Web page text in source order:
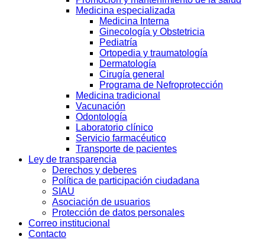
Medicina especializada
Medicina Interna
Ginecología y Obstetricia
Pediatría
Ortopedia y traumatología
Dermatología
Cirugía general
Programa de Nefroprotección
Medicina tradicional
Vacunación
Odontología
Laboratorio clínico
Servicio farmacéutico
Transporte de pacientes
Ley de transparencia
Derechos y deberes
Política de participación ciudadana
SIAU
Asociación de usuarios
Protección de datos personales
Correo institucional
Contacto